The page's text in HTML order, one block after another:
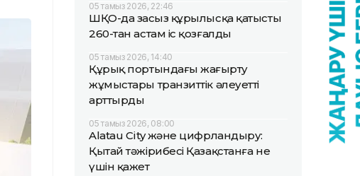
05 тамыз 2026, 22:46
ШҚО-да заңсыз құрылысқа қатысты
260-тан астам іс қозғалды
05 тамыз 2026, 14:40
Құрық портындағы жаңғырту
жұмыстары транзиттік әлеуетті
арттырды
05 тамыз 2026, 08:00
Alatau City және цифрландыру:
Қытай тәжірибесі Қазақстанға не
үшін қажет